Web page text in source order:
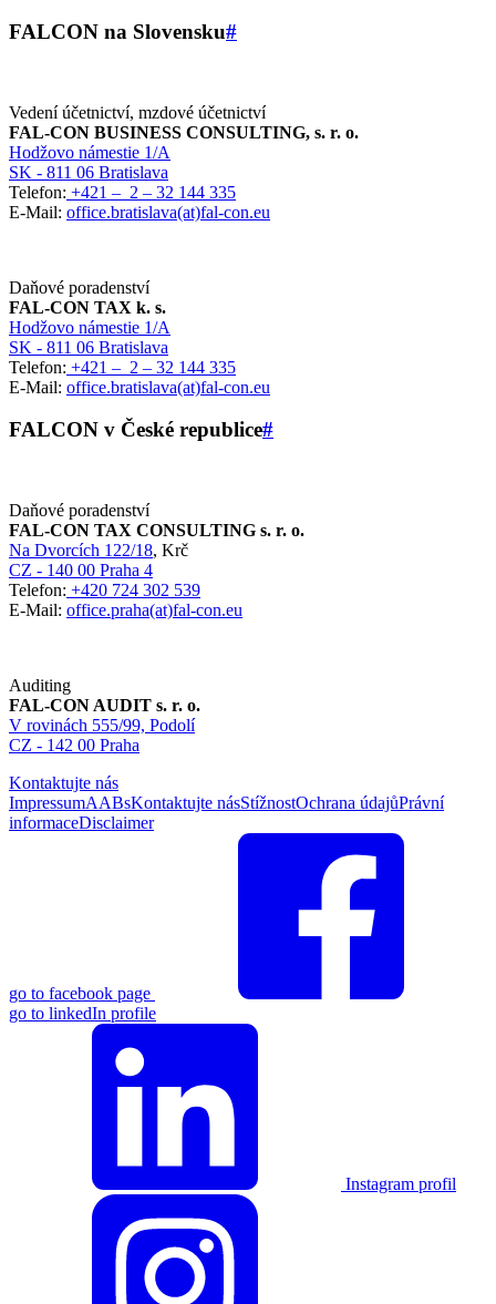
FALCON na Slovensku#
Vedení účetnictví, mzdové účetnictví
FAL-CON BUSINESS CONSULTING, s. r. o.
Hodžovo námestie 1/A
SK - 811 06 Bratislava
Telefon: +421 – 2 – 32 144 335
E-Mail: office.bratislava(at)fal-con.eu
Daňové poradenství
FAL-CON TAX k. s.
Hodžovo námestie 1/A
SK - 811 06 Bratislava
Telefon: +421 – 2 – 32 144 335
E-Mail: office.bratislava(at)fal-con.eu
FALCON v České republice#
Daňové poradenství
FAL-CON TAX CONSULTING s. r. o.
Na Dvorcích 122/18, Krč
CZ - 140 00 Praha 4
Telefon: +420 724 302 539
E-Mail: office.praha(at)fal-con.eu
Auditing
FAL-CON AUDIT s. r. o.
V rovinách 555/99, Podolí
CZ - 142 00 Praha
Kontaktujte nás
ImpressumAABsKontaktujte násStížnostOchrana údajůPrávní
informaceDisclaimer
go to facebook page
go to linkedIn profile
Instagram profil